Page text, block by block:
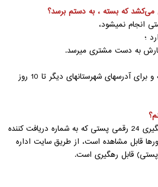
که بسته ، به دستم برسد؟
انجام نمیشود،
؛
به دست مشتری میرسد.
برای آدرسهای تهران تا یک هفته و برای آدرسهای شهرستانهای دیگر تا 10 روز
پیگیری سفارشات از طریق کد رهگیری 24 رقمی پستی که به شماره دریافت کننده
قابل مشاهده است، از طریق سایت اداره
قابل رهگیری است.